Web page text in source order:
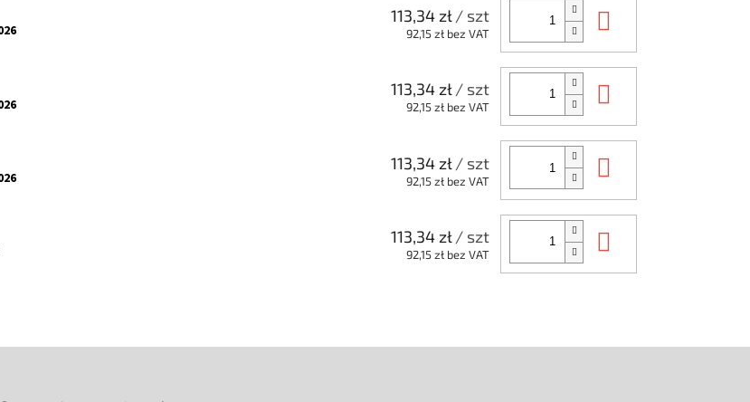
113,34 zł/ szt
92,15 zł bez VAT
113,34 zł/ szt
92,15 zł bez VAT
113,34 zł/ szt
92,15 zł bez VAT
113,34 zł/ szt
92,15 zł bez VAT